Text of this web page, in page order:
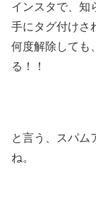
インスタで、知
手にタグ付けさ
何度解除しても
る！！
と言う、スパム
ね。